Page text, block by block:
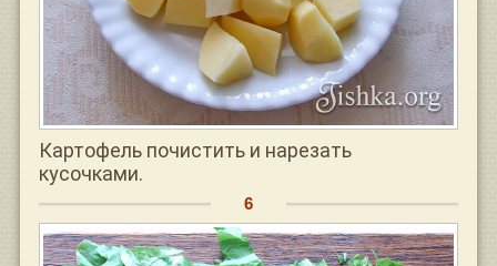
Картофель почистить и нарезать
кусочками.